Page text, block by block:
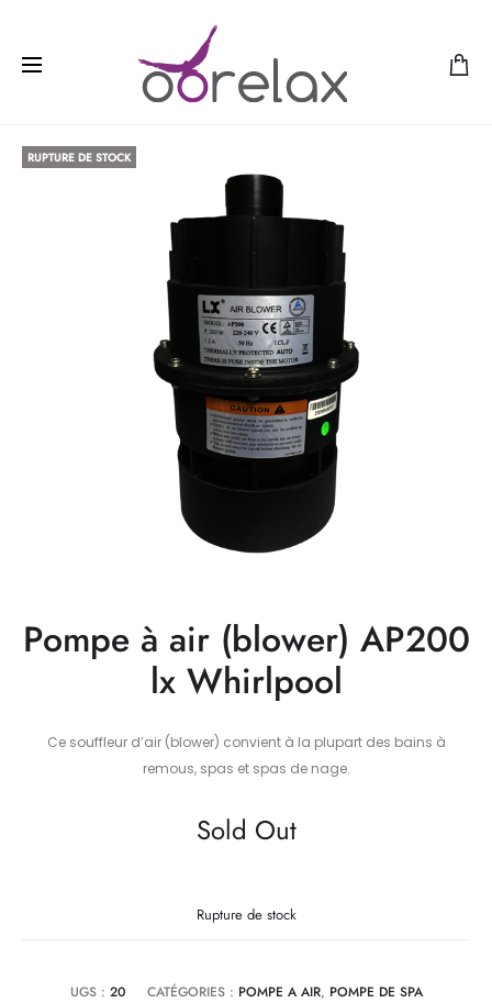
RUPTURE DE STOCK
Pompe à air (blower) AP200
lx Whirlpool
Ce souffleur d’air (blower) convient à la plupart des bains à
remous, spas et spas de nage.
Sold Out
Rupture de stock
UGS : 20 CATÉGORIES : POMPE A AIR, POMPE DE SPA